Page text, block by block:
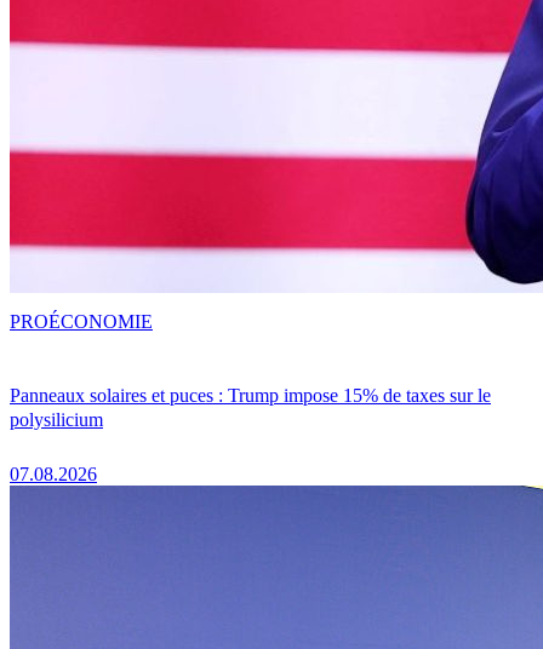
Panneaux solaires et puces : Trump impose 15% de taxes sur le
polysilicium
07.08.2026
PROÉCONOMIE